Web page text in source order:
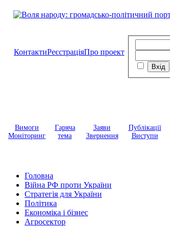
КонтактиРеєстраціяПро проект
Вимоги
Моніторинг
Гаряча
тема
Заяви
Звернення
Публікації
Виступи
Головна
Війна РФ проти України
Стратегія для України
Політика
Економіка і бізнес
Агросектор